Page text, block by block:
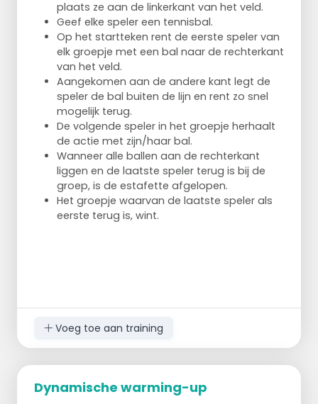
plaats ze aan de linkerkant van het veld.
Geef elke speler een tennisbal.
Op het startteken rent de eerste speler van
elk groepje met een bal naar de rechterkant
van het veld.
Aangekomen aan de andere kant legt de
speler de bal buiten de lijn en rent zo snel
mogelijk terug.
De volgende speler in het groepje herhaalt
de actie met zijn/haar bal.
Wanneer alle ballen aan de rechterkant
liggen en de laatste speler terug is bij de
groep, is de estafette afgelopen.
Het groepje waarvan de laatste speler als
eerste terug is, wint.
Voeg toe aan training
Dynamische warming-up